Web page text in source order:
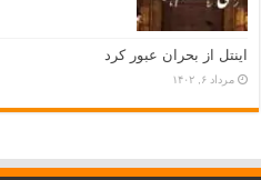
اینتل از بحران عبور کرد
مرداد ۶, ۱۴۰۲